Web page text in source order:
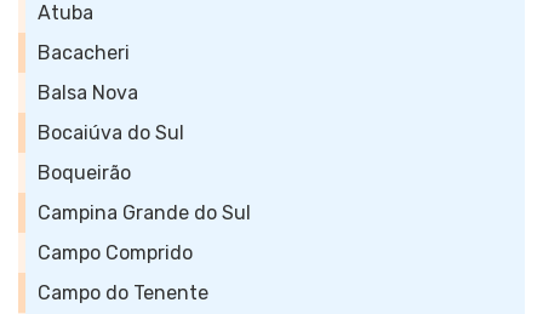
Atuba
Bacacheri
Balsa Nova
Bocaiúva do Sul
Boqueirão
Campina Grande do Sul
Campo Comprido
Campo do Tenente